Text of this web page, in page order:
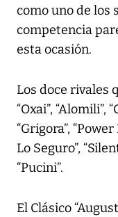
como uno de los
competencia
esta ocasión.
Los doce rivales
“Oxai”, “Alomili”,
“Grigora”, “Power
Lo Seguro”,
“Pucini”.
El Clásico